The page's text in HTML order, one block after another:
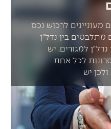
מעוניינים לרכוש נכס
בין נדל"ן
למגורים. יש
לכל אחת
יש